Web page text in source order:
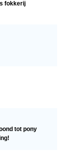
fokkerij
tot pony